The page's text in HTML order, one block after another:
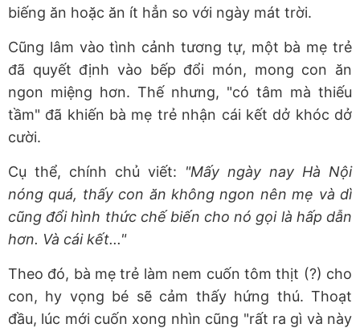
biếng ăn hoặc ăn ít hẳn so với ngày mát trời.
Cũng lâm vào tình cảnh tương tự, một bà mẹ trẻ
đã quyết định vào bếp đổi món, mong con ăn
ngon miệng hơn. Thế nhưng, "có tâm mà thiếu
tầm" đã khiến bà mẹ trẻ nhận cái kết dở khóc dở
cười.
Cụ thể, chính chủ viết: "Mấy ngày nay Hà Nội
nóng quá, thấy con ăn không ngon nên mẹ và dì
cũng đổi hình thức chế biến cho nó gọi là hấp dẫn
hơn. Và cái kết..."
Theo đó, bà mẹ trẻ làm nem cuốn tôm thịt (?) cho
con, hy vọng bé sẽ cảm thấy hứng thú. Thoạt
đầu, lúc mới cuốn xong nhìn cũng "rất ra gì và này